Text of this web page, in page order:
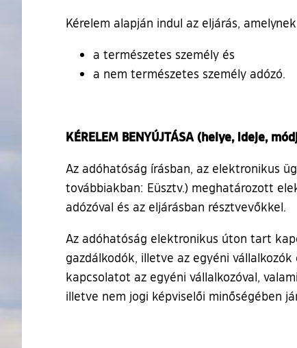
Kérelem alapján indul az eljárás,
a természetes személy és
a nem természetes személy adózó.
KÉRELEM BENYÚJTÁSA (helye, ideje,
Az adóhatóság írásban, az elektronikus
továbbiakban: Eüsztv.) meghatározott
adózóval és az eljárásban résztvevőkkel.
Az adóhatóság elektronikus úton tart
gazdálkodók, illetve az egyéni
kapcsolatot az egyéni vállalkozóval,
illetve nem jogi képviselői minőségében